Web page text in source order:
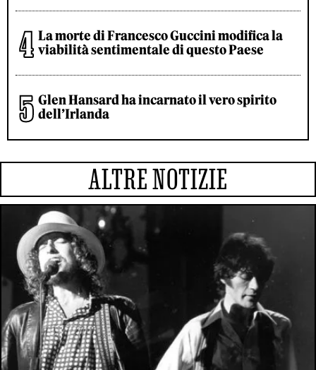
La morte di Francesco Guccini modifica la
viabilità sentimentale di questo Paese
Glen Hansard ha incarnato il vero spirito
dell’Irlanda
ALTRE NOTIZIE